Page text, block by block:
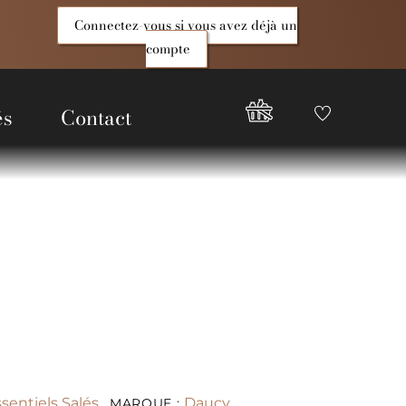
Connectez-vous si vous avez déjà un
compte
Contact
Compte
Good
Epices
Favoris